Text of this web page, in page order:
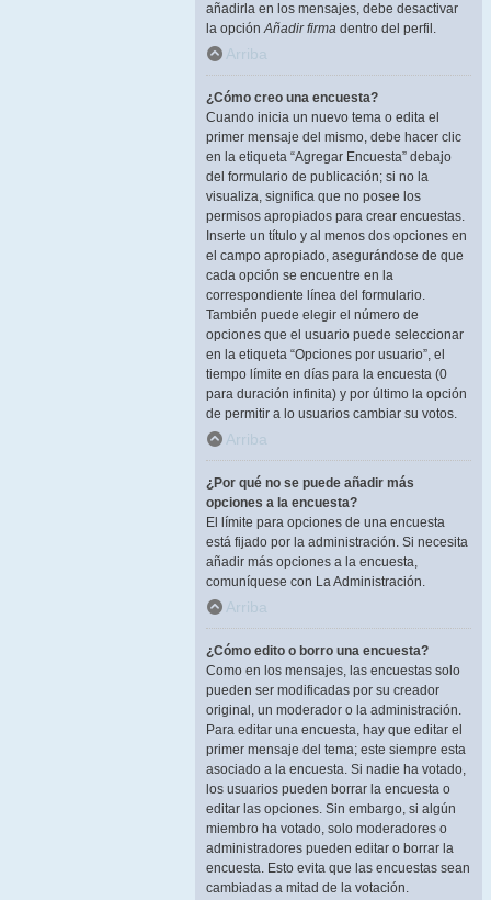
añadirla en los mensajes, debe desactivar
la opciónAñadir firma dentro del perfil.
Arriba
¿Cómo creo una encuesta?
Cuando inicia un nuevo tema o edita el
primer mensaje del mismo, debe hacer clic
en la etiqueta “Agregar Encuesta” debajo
del formulario de publicación; si no la
visualiza, significa que no posee los
permisos apropiados para crear encuestas.
Inserte un título y al menos dos opciones en
el campo apropiado, asegurándose de que
cada opción se encuentre en la
correspondiente línea del formulario.
También puede elegir el número de
opciones que el usuario puede seleccionar
en la etiqueta “Opciones por usuario”, el
tiempo límite en días para la encuesta (0
para duración infinita) y por último la opción
de permitir a lo usuarios cambiar su votos.
Arriba
¿Por qué no se puede añadir más
opciones a la encuesta?
El límite para opciones de una encuesta
está fijado por la administración. Si necesita
añadir más opciones a la encuesta,
comuníquese con La Administración.
Arriba
¿Cómo edito o borro una encuesta?
Como en los mensajes, las encuestas solo
pueden ser modificadas por su creador
original, un moderador o la administración.
Para editar una encuesta, hay que editar el
primer mensaje del tema; este siempre esta
asociado a la encuesta. Si nadie ha votado,
los usuarios pueden borrar la encuesta o
editar las opciones. Sin embargo, si algún
miembro ha votado, solo moderadores o
administradores pueden editar o borrar la
encuesta. Esto evita que las encuestas sean
cambiadas a mitad de la votación.